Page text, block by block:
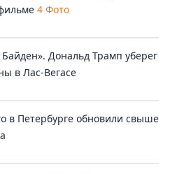
4 Фото
Дональд Трамп уберег
в Лас-Вегасе
в Петербурге обновили свыше